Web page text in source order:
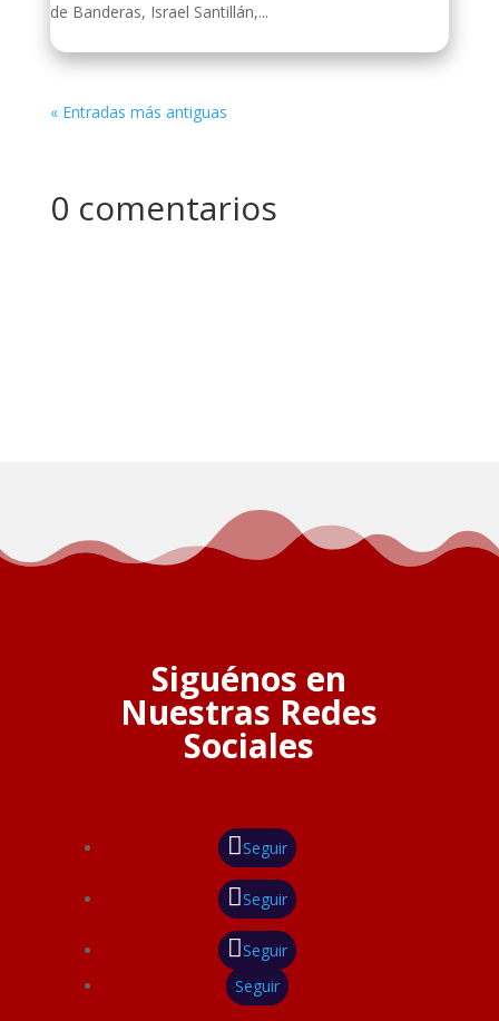
de Banderas, Israel Santillán,...
« Entradas más antiguas
0 comentarios
Siguénos en
Nuestras Redes
Sociales
Seguir
Seguir
Seguir
Seguir